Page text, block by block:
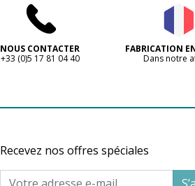
NOUS CONTACTER
+33 (0)5 17 81 04 40
FABRICATION
Dans notre
Recevez nos offres spéciales